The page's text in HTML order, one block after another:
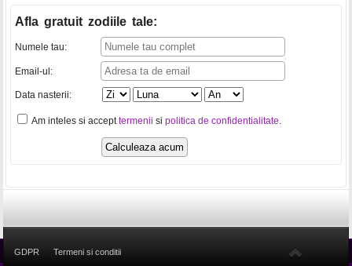
Afla gratuit zodiile tale:
Numele tau:
Email-ul:
Data nasterii:
Am inteles si accepttermenii si politica de confidentialitate
GDPR Termeni si conditii